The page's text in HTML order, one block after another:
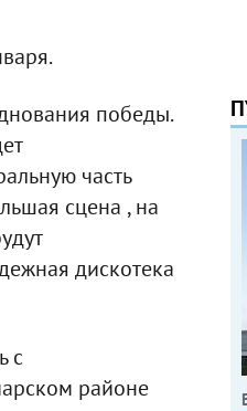
победы.
часть
сцена , на
дискотека
с
районе